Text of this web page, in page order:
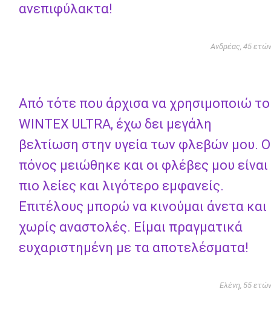
ανεπιφύλακτα!
Ανδρέας, 45 ετών
Από τότε που άρχισα να χρησιμοποιώ το
WINTEX ULTRA, έχω δει μεγάλη
βελτίωση στην υγεία των φλεβών μου. Ο
πόνος μειώθηκε και οι φλέβες μου είναι
πιο λείες και λιγότερο εμφανείς.
Επιτέλους μπορώ να κινούμαι άνετα και
χωρίς αναστολές. Είμαι πραγματικά
ευχαριστημένη με τα αποτελέσματα!
Ελένη, 55 ετών